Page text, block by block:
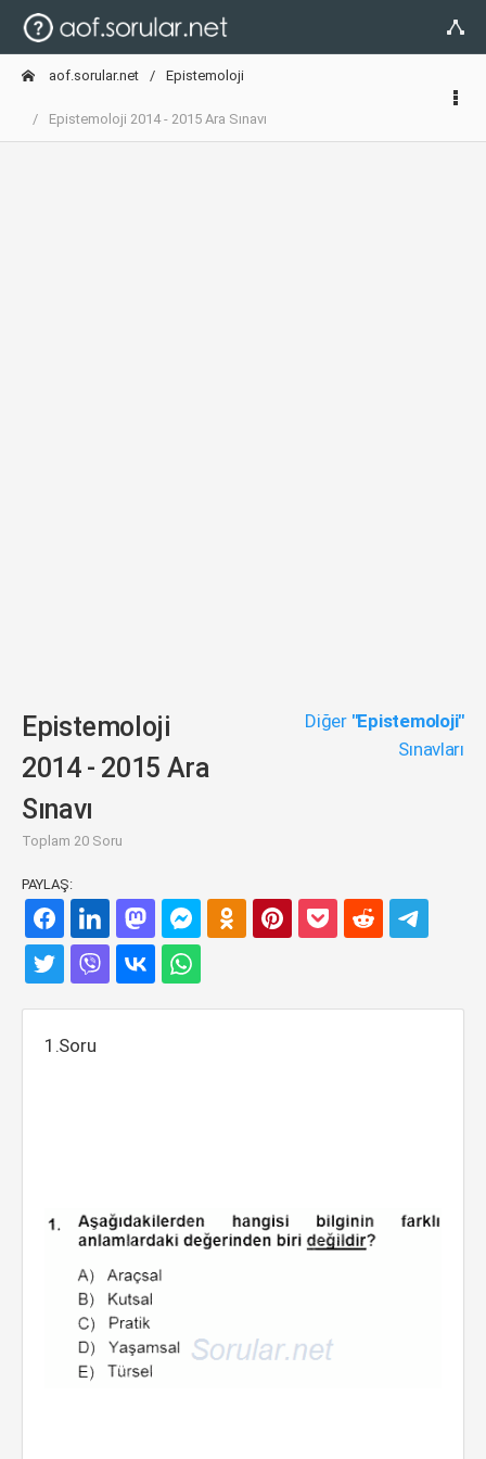
aof.sorular.net Epistemoloji
Epistemoloji 2014 - 2015 Ara Sınavı
Epistemoloji
2014 - 2015 Ara
Sınavı
Toplam 20 Soru
Diğer "Epistemoloji"
Sınavları
PAYLAŞ:
1.Soru